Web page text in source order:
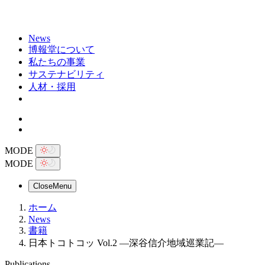
News
博報堂について
私たちの事業
サステナビリティ
人材・採用
MODE
MODE
CloseMenu
ホーム
News
書籍
日本トコトコッ Vol.2 ―深谷信介地域巡業記―